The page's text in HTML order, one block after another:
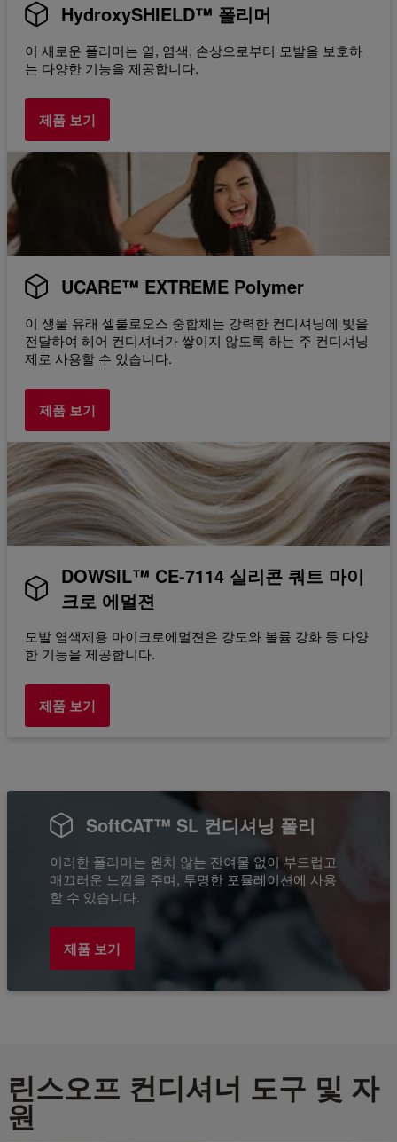
HydroxySHIELD™ 폴리머
이 새로운 폴리머는 열, 염색, 손상으로부터 모발을 보호하
는 다양한 기능을 제공합니다.
제품 보기
UCARE™ EXTREME Polymer
이 생물 유래 셀룰로오스 중합체는 강력한 컨디셔닝에 빛을
전달하여 헤어 컨디셔너가 쌓이지 않도록 하는 주 컨디셔닝
제로 사용할 수 있습니다.
제품 보기
DOWSIL™ CE-7114 실리콘 쿼트 마이
크로 에멀젼
모발 염색제용 마이크로에멀젼은 강도와 볼륨 강화 등 다양
한 기능을 제공합니다.
제품 보기
SoftCAT™ SL 컨디셔닝 폴리
이러한 폴리머는 원치 않는 잔여물 없이 부드럽고
매끄러운 느낌을 주며, 투명한 포뮬레이션에 사용
할 수 있습니다.
제품 보기
린스오프 컨디셔너 도구 및 자
원